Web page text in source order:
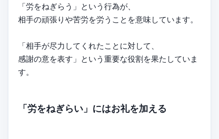
「労をねぎらう」という行為が、
相手の頑張りや苦労を労うことを意味しています。
「相手が尽力してくれたことに対して、
感謝の意を表す」という重要な役割を果たしていま
す。
「労をねぎらい」にはお礼を加える